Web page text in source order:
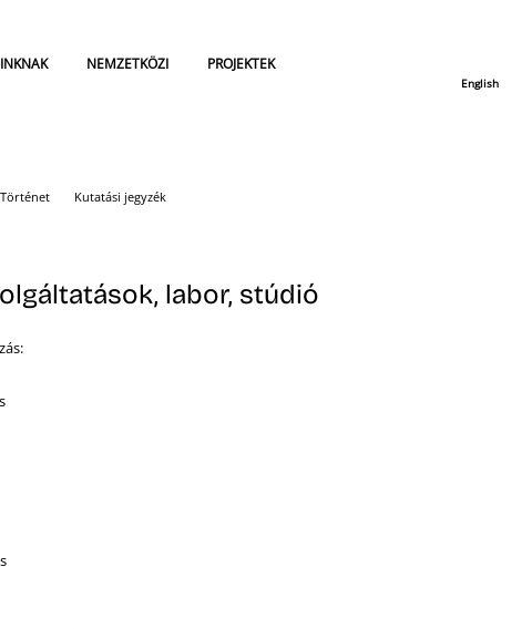
NEMZETKÖZI PROJEKTEK
English
Történet Kutatási jegyzék
labor, stúdió